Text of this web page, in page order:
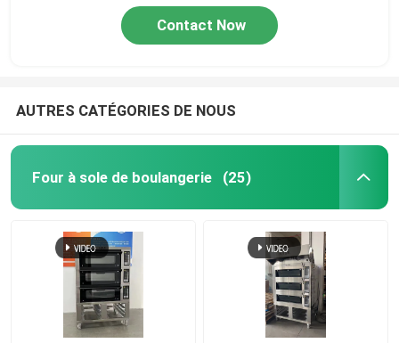
Contact Now
AUTRES CATÉGORIES DE NOUS
Four à sole de boulangerie (25)